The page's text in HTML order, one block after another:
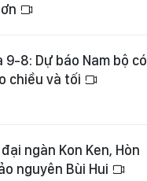
8: Dự báo Nam bộ có
chiều và tối
ngàn Kon Ken, Hòn
nguyên Bùi Hui